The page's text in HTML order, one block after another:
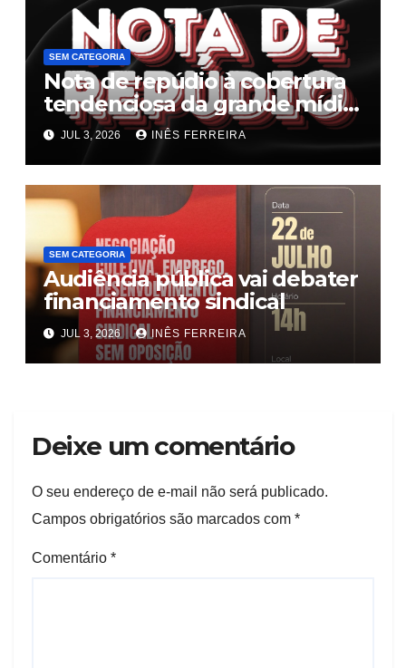
SEM CATEGORIA
Nota de repúdio à cobertura
tendenciosa da grande mídia
sobre o fim da escala 6×1
JUL 3, 2026 INÊS FERREIRA
SEM CATEGORIA
Audiência pública vai debater
financiamento sindical
JUL 3, 2026 INÊS FERREIRA
Deixe um comentário
O seu endereço de e-mail não será publicado.
Campos obrigatórios são marcados com *
Comentário *